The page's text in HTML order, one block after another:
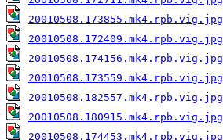
20010508.173855.mk4.rpb.vig.jpg
20010508.172409.mk4.rpb.vig.jpg
20010508.174156.mk4.rpb.vig.jpg
20010508.173559.mk4.rpb.vig.jpg
20010508.182557.mk4.rpb.vig.jpg
20010508.180915.mk4.rpb.vig.jpg
20010508.174453.mk4.rpb.vig.jpg